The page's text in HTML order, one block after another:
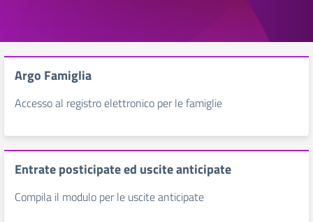
Argo Famiglia
Accesso al registro elettronico per le famiglie
Entrate posticipate ed uscite anticipate
Compila il modulo per le uscite anticipate